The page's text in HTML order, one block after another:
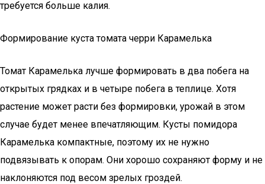
требуется больше калия.
Формирование куста томата черри Карамелька
Томат Карамелька лучше формировать в два побега на
открытых грядках и в четыре побега в теплице. Хотя
растение может расти без формировки, урожай в этом
случае будет менее впечатляющим. Кусты помидора
Карамелька компактные, поэтому их не нужно
подвязывать к опорам. Они хорошо сохраняют форму и не
наклоняются под весом зрелых гроздей.